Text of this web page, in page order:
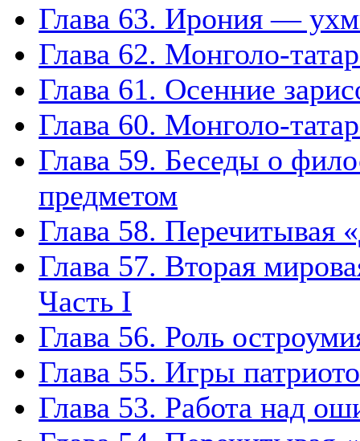
Глава 63. Ирония —
Глава 62. Монголо-
Глава 61. Осенние
Глава 60. Монголо-
Глава 59. Беседы о
предметом
Глава 58. Перечитывая
Глава 57. Вторая
Часть I
Глава 56. Роль
Глава 55. Игры
Глава 53. Работа над